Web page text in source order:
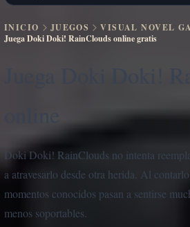
INICIO JUEGOS
VISUAL NOVEL
Juega Doki Doki! RainClouds online gratis
Doki Doki! RainClouds no intenta
a atravesarlo desde otra herida. Al
momentos conocidos pasan a sentirse
menos soportables.